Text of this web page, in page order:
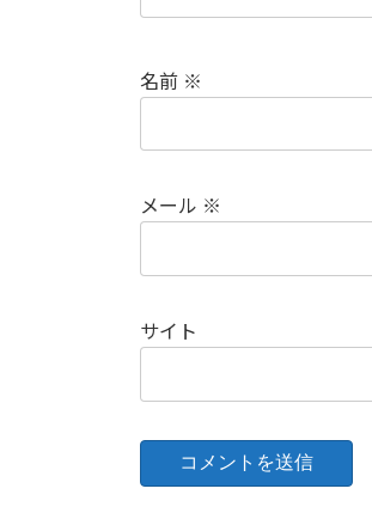
名前 ※
メール ※
サイト